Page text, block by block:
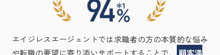
エイジレスエージェントでは求職者の方の本質的な悩み
や転職の要望に寄り添いサポートすることで、
顧客満